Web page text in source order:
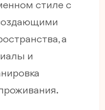
стиле с
а
и